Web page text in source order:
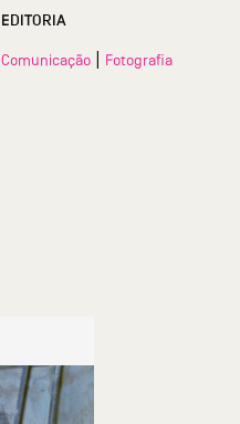
EDITORIA
Comunicação Fotografia